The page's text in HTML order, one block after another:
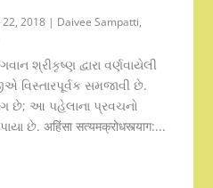
2018 | Daivee Sampatti,
શ્રીકૃષ્ણ દ્વારા વર્ણવાયેલી
વિસ્તારપૂર્વક સમજાવી છે.
છે; આ પહેલાના પ્રવચનો
છે. अहिंसा सत्यमक्रोधस्त्याग:...